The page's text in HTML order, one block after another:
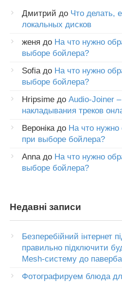
Дмитрий до Что делать,
локальных дисков
женя до На что нужно
выборе бойлера?
Sofia до На что нужно
выборе бойлера?
Hripsime до Audio-Joiner
накладывания треков
Вероніка до На что
при выборе бойлера?
Anna до На что нужно
выборе бойлера?
Недавні записи
Безперебійний інтернет
правильно підключити
Mesh-систему до
Фотографируем блюда